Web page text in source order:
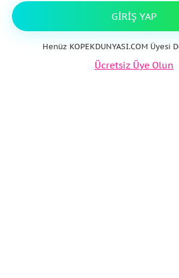
GIRIŞ YAP
Henüz KOPEKDUNYASI.COM Üyesi
Ücretsiz Üye Olun